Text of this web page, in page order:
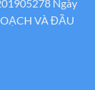
Ngày
VÀ ĐẦU